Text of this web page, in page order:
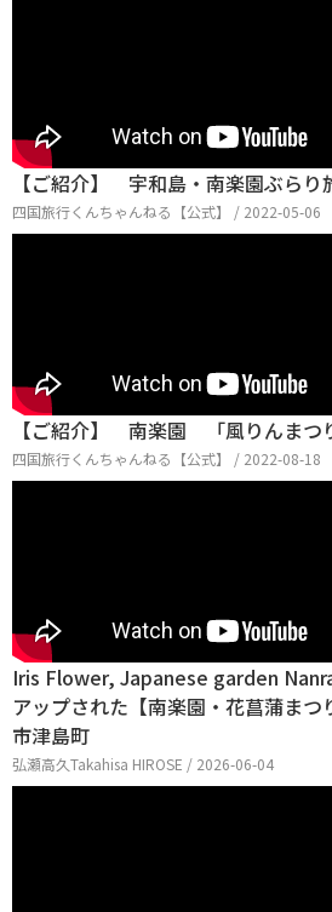
【ご紹介】 宇和島・南楽園ぶらり
四国旅行くんちゃんねる【公式】 / 2022-05-06
【ご紹介】 南楽園 「風りんまつ
四国旅行くんちゃんねる【公式】 / 2022-08-18
Iris Flower, Japanese garden
アップされた【南楽園・花菖蒲ま
市津島町
弘瀬高久Takahisa HIROSE / 2026-06-04